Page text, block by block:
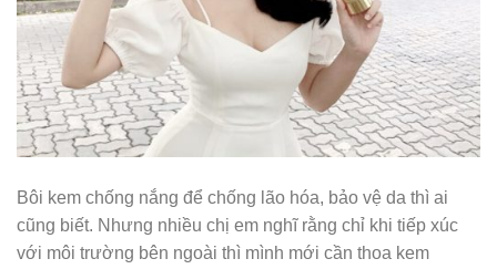
Bôi kem chống nắng để chống lão hóa, bảo vệ da thì ai
cũng biết. Nhưng nhiều chị em nghĩ rằng chỉ khi tiếp xúc
với môi trường bên ngoài thì mình mới cần thoa kem